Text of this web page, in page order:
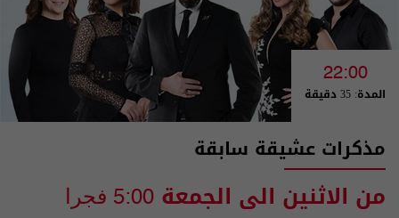
22:00
المدة: 35 دقيقة
مذكرات عشيقة سابقة
من الاثنين الى الجمعة 5:00 فجرا